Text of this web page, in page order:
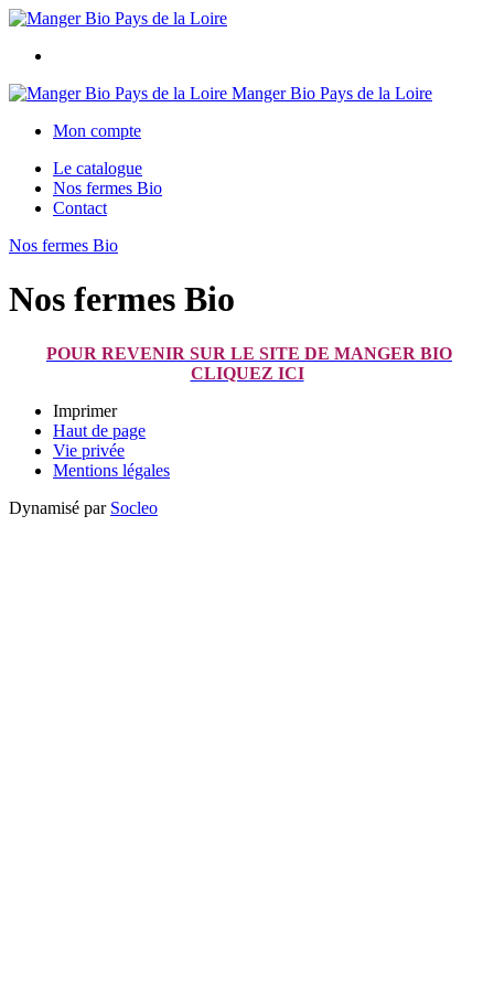
Manger Bio Pays de la Loire
Mon compte
Le catalogue
Nos fermes Bio
Contact
Nos fermes Bio
Nos fermes Bio
POUR REVENIR SUR LE SITE DE MANGER BIO
CLIQUEZ ICI
Imprimer
Haut de page
Vie privée
Mentions légales
Dynamisé par Socleo